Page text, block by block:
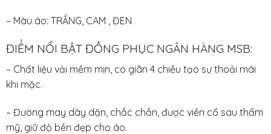
– Màu áo: TRẮNG, CAM , ĐEN
ĐIỂM NỔI BẬT ĐỒNG PHỤC NGÂN HÀNG MSB:
– Chất liệu vải mềm mịn, co giãn 4 chiều tạo sự thoải mái
khi mặc.
– Đường may dày dặn, chắc chắn, được viền cổ sau thẩm
mỹ, giữ độ bền đẹp cho áo.